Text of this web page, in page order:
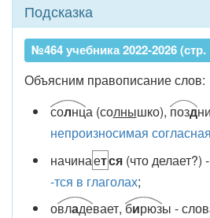
Подсказка
№464 учебника 2022-2026 (стр.
Объясним правописание слов:
солнца (солнышко), позд
непроизносимая согласная
начинается(что делает?) -
-тся в глаголах;
овладевает, бирюзы -